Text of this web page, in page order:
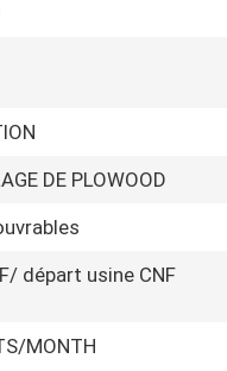
DE PLOWOOD
départ usine CNF
MONTH